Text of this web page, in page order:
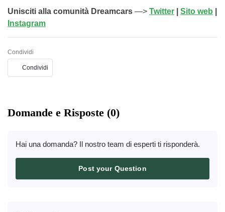
Unisciti alla comunità Dreamcars —> Twitter Sito web
Instagram
Condividi
Condividi
Domande e Risposte (0)
Hai una domanda? Il nostro team di esperti ti risponderà.
Post your Question